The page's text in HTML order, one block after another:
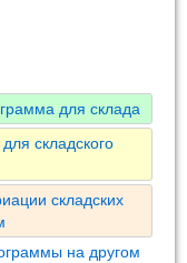
для склада
складского
складских
на другом